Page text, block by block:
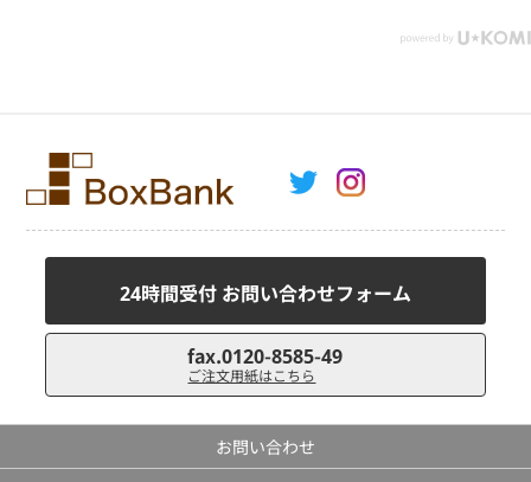
24時間受付 お問い合わせフォーム
fax.0120-8585-49
ご注文用紙はこちら
お問い合わせ